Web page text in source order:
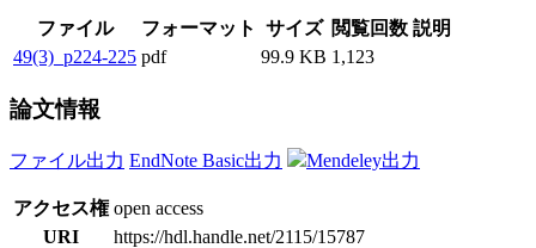
ファイル フォーマット サイズ 閲覧回数 説明
49(3)_p224-225 pdf 99.9 KB 1,123
論文情報
ファイル出力 EndNote Basic出力 Mendeley出力
アクセス権 open access
URI
https://hdl.handle.net/2115/15787